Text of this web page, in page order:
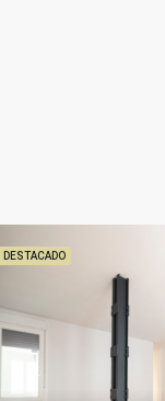
DESTACADO